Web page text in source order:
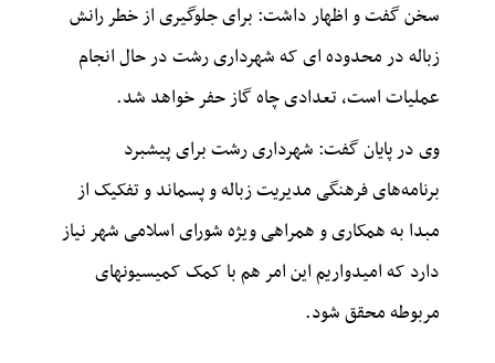
سخن گفت و اظهار داشت: برای جلوگیری از خطر رانش
زباله در محدوده ای که شهرداری رشت در حال انجام
عملیات است، تعدادی چاه گاز حفر خواهد شد.
وی در پایان گفت: شهرداری رشت برای پیشبرد
برنامه‌های فرهنگی مدیریت زباله و پسماند و تفکیک از
مبدا به همکاری و همراهی ویژه شورای اسلامی شهر نیاز
دارد که امیدواریم این امر هم با کمک کمیسیونهای
مربوطه محقق شود.